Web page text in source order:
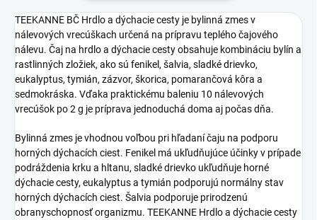
TEEKANNE BČ Hrdlo a dýchacie cesty je bylinná zmes v
nálevových vrecúškach určená na prípravu teplého čajového
nálevu. Čaj na hrdlo a dýchacie cesty obsahuje kombináciu bylín a
rastlinných zložiek, ako sú fenikel, šalvia, sladké drievko,
eukalyptus, tymián, zázvor, škorica, pomarančová kôra a
sedmokráska. Vďaka praktickému baleniu 10 nálevových
vrecúšok po 2 g je príprava jednoduchá doma aj počas dňa.
Bylinná zmes je vhodnou voľbou pri hľadaní čaju na podporu
horných dýchacích ciest. Fenikel má ukľudňujúce účinky v prípade
podráždenia krku a hltanu, sladké drievko ukľudňuje horné
dýchacie cesty, eukalyptus a tymián podporujú normálny stav
horných dýchacích ciest. Šalvia podporuje prirodzenú
obranyschopnosť organizmu. TEEKANNE Hrdlo a dýchacie cesty